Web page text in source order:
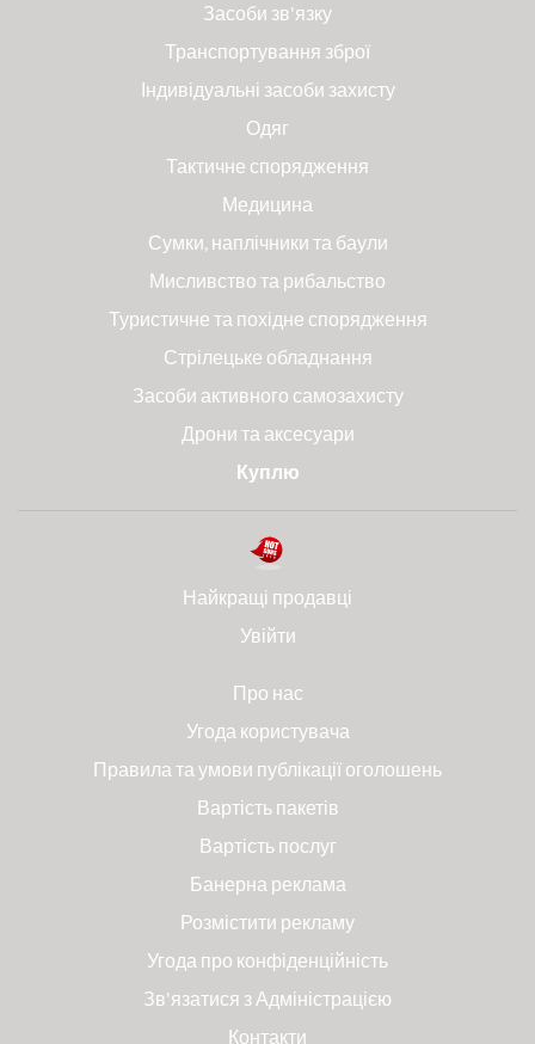
Засоби зв'язку
Транспортування зброї
Індивідуальні засоби захисту
Одяг
Тактичне спорядження
Медицина
Сумки, наплічники та баули
Мисливство та рибальство
Туристичне та похідне спорядження
Стрілецьке обладнання
Засоби активного самозахисту
Дрони та аксесуари
Куплю
Найкращі продавці
Увійти
Про нас
Угода користувача
Правила та умови публікації оголошень
Вартість пакетів
Вартість послуг
Банерна реклама
Розмістити рекламу
Угода про конфіденційність
Зв'язатися з Адміністрацією
Контакти